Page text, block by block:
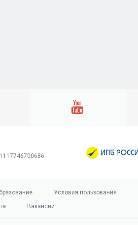
Условия пользования
Вакансии